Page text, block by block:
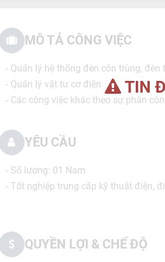
TIN
MÔ TẢ CÔNG VIỆC
- Quản lý hệ thống đèn côn trùng,
- Quản lý vật tư cơ điện
- Các công việc khác theo sự phân
YÊU CẦU
- Số lượng: 01 Nam
- Tốt nghiệp trung cấp kỹ thuật điện,
QUYỀN LỢI & CHẾ ĐỘ